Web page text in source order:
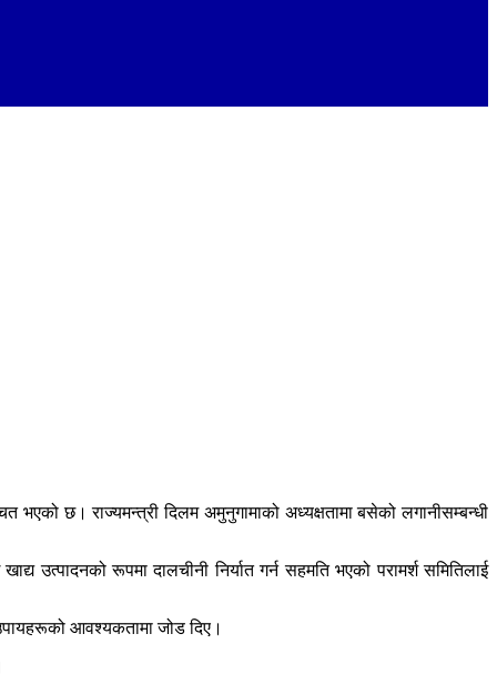
छ। राज्यमन्त्री दिलम अमुनुगामाको अध्यक्षतामा बसेको लगानीसम्बन्धी
उत्पादनको रूपमा दालचीनी निर्यात गर्न सहमति भएको परामर्श समितिलाई
आवश्यकतामा जोड दिए।